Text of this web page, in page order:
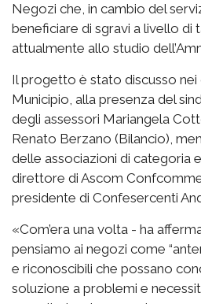
Negozi che, in cambio del
beneficiare di sgravi a livello di
attualmente allo studio
Il progetto è stato discusso nei
Municipio, alla presenza del
degli assessori Mariangela
Renato Berzano (Bilancio),
delle associazioni di categoria
direttore di Ascom
presidente di Confesercenti
«Com’era una volta - ha
pensiamo ai negozi come
e riconoscibili che possano
soluzione a problemi e